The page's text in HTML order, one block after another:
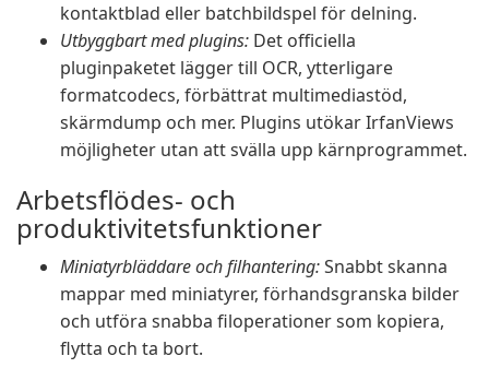
kontaktblad eller batchbildspel för delning.
Utbyggbart med plugins: Det officiella
pluginpaketet lägger till OCR, ytterligare
formatcodecs, förbättrat multimediastöd,
skärmdump och mer. Plugins utökar IrfanViews
möjligheter utan att svälla upp kärnprogrammet.
Arbetsflödes- och
produktivitetsfunktioner
Miniatyrbläddare och filhantering:Snabbt skanna
mappar med miniatyrer, förhandsgranska bilder
och utföra snabba filoperationer som kopiera,
flytta och ta bort.